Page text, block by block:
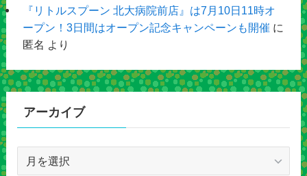
『リトルスプーン 北大病院前店』は7月10日11時オ
ープン！3日間はオープン記念キャンペーンも開催 に
匿名 より
アーカイブ